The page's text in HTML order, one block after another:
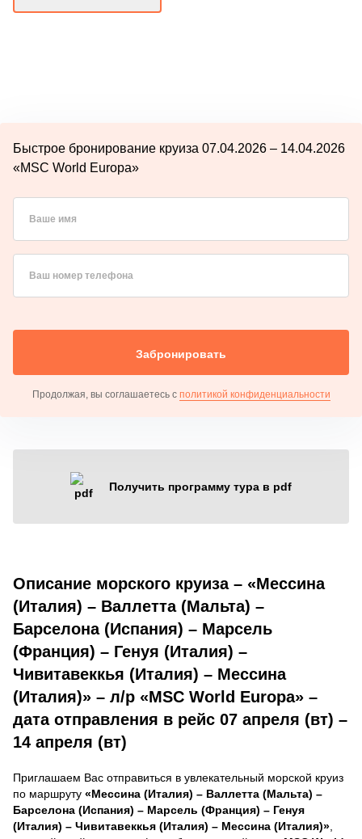
Быстрое бронирование круиза 07.04.2026 – 14.04.2026
«MSC World Europa»
Ваше имя
Ваш номер телефона
Забронировать
Продолжая, вы соглашаетесь с политикой конфиденциальности
Получить программу тура в pdf
Описание морского круиза – «Мессина
(Италия) – Валлетта (Мальта) –
Барселона (Испания) – Марсель
(Франция) – Генуя (Италия) –
Чивитавеккья (Италия) – Мессина
(Италия)» – л/р «MSC World Europa» –
дата отправления в рейс 07 апреля (вт) –
14 апреля (вт)
Приглашаем Вас отправиться в увлекательный морской круиз
по маршруту «Мессина (Италия) – Валлетта (Мальта) –
Барселона (Испания) – Марсель (Франция) – Генуя
(Италия) – Чивитавеккья (Италия) – Мессина (Италия)»